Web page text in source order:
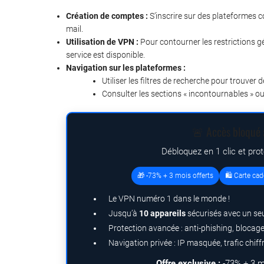
Création de comptes : S’inscrire sur des plateformes
mail.
Utilisation de VPN : Pour contourner les restrictions
service est disponible.
Navigation sur les plateformes :
Utiliser les filtres de recherche pour trouver
Consulter les sections « incontournables »
Débloquez en 1 clic et
🎁 -73% + 3 mois offerts 🛍️ Carte
Le VPN numéro 1 dans le monde !
Jusqu’à 10 appareilssécurisés avec un
Protection avancée : anti-phishing,
Navigation privée : IP masquée, trafic